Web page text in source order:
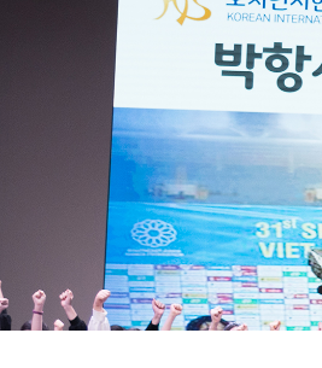
학생회장인사말
학교상징
학교 CI
교직원현황
학생현황
위치/전화
전경사진